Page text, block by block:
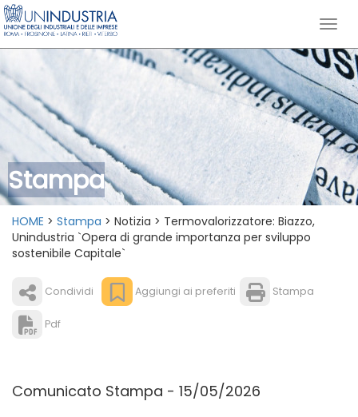
Stampa
HOME > Stampa > Notizia > Termovalorizzatore: Biazzo,
Unindustria `Opera di grande importanza per sviluppo
sostenibile Capitale`
Condividi Aggiungi ai preferiti Stampa
Pdf
Comunicato Stampa - 15/05/2026